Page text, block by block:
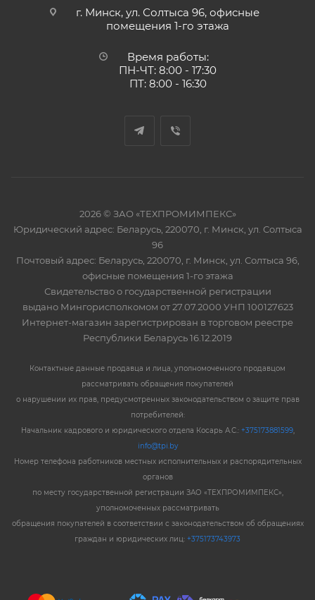
г. Минск, ул. Солтыса 96, офисные
помещения 1-го этажа
Время работы:
ПН-ЧТ: 8:00 - 17:30
ПТ: 8:00 - 16:30
2026 © ЗАО «ТЕХПРОМИМПЕКС»
Юридический адрес: Беларусь, 220070, г. Минск, ул. Солтыса
96
Почтовый адрес: Беларусь, 220070, г. Минск, ул. Солтыса 96,
офисные помещения 1-го этажа
Свидетельство о государственной регистрации
выдано Мингорисполкомом от 27.07.2000 УНП 100127623
Интернет-магазин зарегистрирован в торговом реестре
Республики Беларусь 16.12.2019
Контактные данные продавца и лица, уполномоченного продавцом
рассматривать обращения покупателей
о нарушении их прав, предусмотренных законодательством о защите прав
потребителей:
Начальник кадрового и юридического отдела Косарь А.С.: +375173881599,
info@tpi.by
Номер телефона работников местных исполнительных и распорядительных
органов
по месту государственной регистрации ЗАО «ТЕХПРОМИМПЕКС»,
уполномоченных рассматривать
обращения покупателей в соответствии с законодательством об обращениях
граждан и юридических лиц: +375173743973